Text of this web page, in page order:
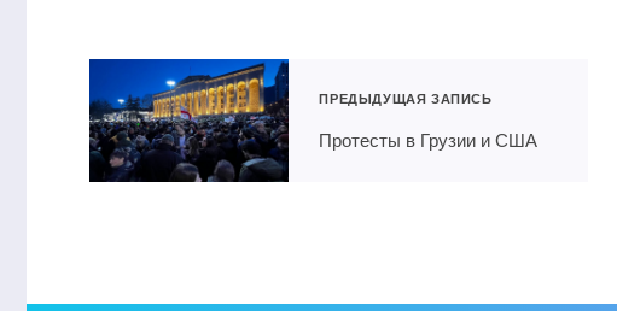
ПРЕДЫДУЩАЯ ЗАПИСЬ
Протесты в Грузии и США